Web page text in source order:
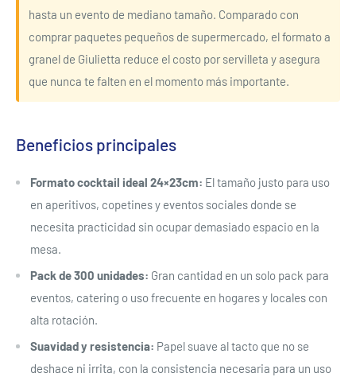
hasta un evento de mediano tamaño. Comparado con
comprar paquetes pequeños de supermercado, el formato a
granel de Giulietta reduce el costo por servilleta y asegura
que nunca te falten en el momento más importante.
Beneficios principales
Formato cocktail ideal 24×23cm: El tamaño justo para uso
en aperitivos, copetines y eventos sociales donde se
necesita practicidad sin ocupar demasiado espacio en la
mesa.
Pack de 300 unidades: Gran cantidad en un solo pack para
eventos, catering o uso frecuente en hogares y locales con
alta rotación.
Suavidad y resistencia: Papel suave al tacto que no se
deshace ni irrita, con la consistencia necesaria para un uso